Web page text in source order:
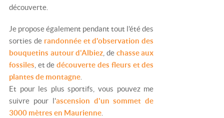
découverte.
Je propose également pendant tout l'été des
sorties de randonnée et d'observation des
bouquetins autour d'Albiez , de chasse aux
fossiles , et dedécouverte des fleurs et des
plantes de montagne.
Et pour les plus sportifs, vous pouvez me
suivre pour l'ascension d'un sommet de
3000 mètres en Maurienne.